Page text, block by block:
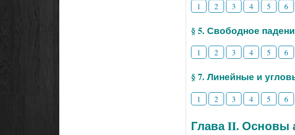
1 2 3 4 5 6
§ 5. Свободное
1 2 3 4 5 6
§ 7. Линейные и
1 2 3 4 5 6
Глава II. Основы